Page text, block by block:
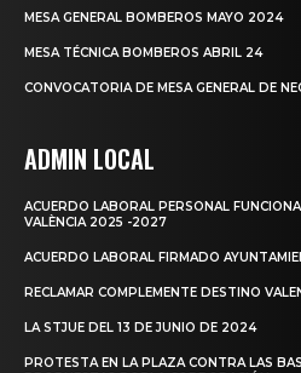
MESA GENERAL BOMBEROS MAYO 2024
MESA TÉCNICA BOMBEROS ABRIL 24
CONVOCATORIA DE MESA GENERAL DE
ADMIN LOCAL
ACUERDO LABORAL PERSONAL
VALÈNCIA 2025 -2027
ACUERDO LABORAL FIRMADO
RECLAMAR COMPLEMENTE DESTINO
LA STJUE DEL 13 DE JUNIO DE 2024
PROTESTA EN LA PLAZA CONTRA LAS